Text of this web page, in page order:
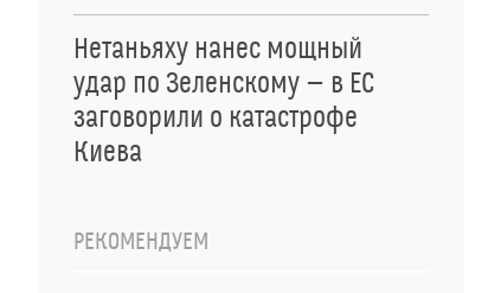
Нетаньяху нанес мощный
удар по Зеленскому — в ЕС
заговорили о катастрофе
Киева
РЕКОМЕНДУЕМ